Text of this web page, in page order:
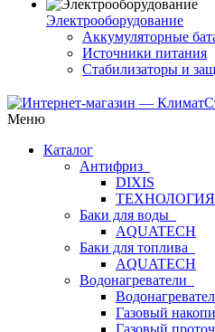
Электрооборудование
Аккумуляторные
Источники питания
Стабилизаторы и
Меню
Каталог
Антифриз
DIXIS
Баки для воды
AQUATECH
Баки для топлива
AQUATECH
Водонагреватели
Газовый
Газовый